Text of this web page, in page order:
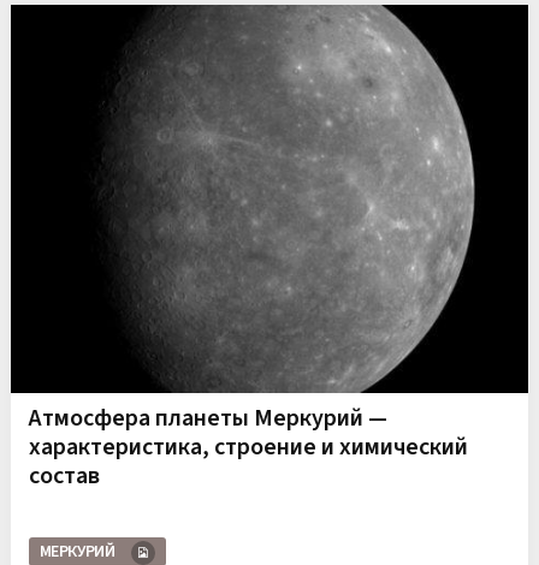
Атмосфера планеты Меркурий —
характеристика, строение и химический
состав
МЕРКУРИЙ